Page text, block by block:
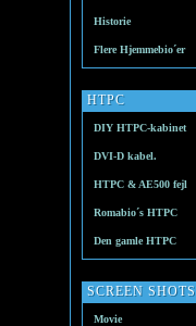
Historie
Flere Hjemmebio´er
HTPC
DIY HTPC-kabinet
DVI-D kabel.
HTPC & AE500 fejl
Romabio´s HTPC
Den gamle HTPC
SCREEN SHOTS
Movie